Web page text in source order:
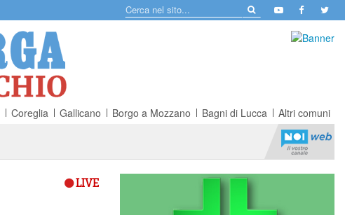
Coreglia Gallicano Borgo a Mozzano Bagni di Lucca Altri comuni
LIVE